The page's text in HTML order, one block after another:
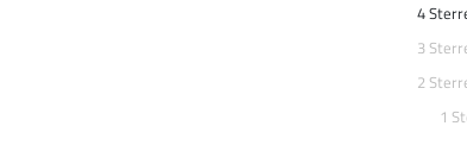
4
3
2
1